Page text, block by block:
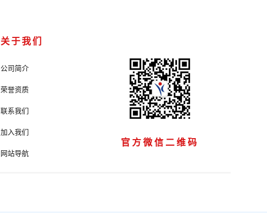
关于我们
公司简介
荣誉资质
联系我们
加入我们
网站导航
官方微信二维码